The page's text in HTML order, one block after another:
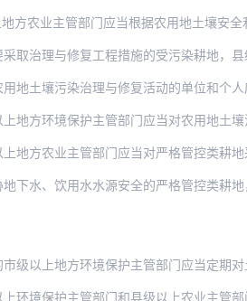
农业主管部门应当根据农用地土壤安全利用相关技
取治理与修复工程措施的受污染耕地，县级以上地
地土壤污染治理与修复活动的单位和个人应当采取必
上地方环境保护主管部门应当对农用地土
上地方农业主管部门应当对严格管控类耕地
下水、饮用水水源安全的严格管控类耕地，县级环境
级以上地方环境保护主管部门应当定期对土壤环境
环境保护主管部门和县级以上农业主管部门，有权对